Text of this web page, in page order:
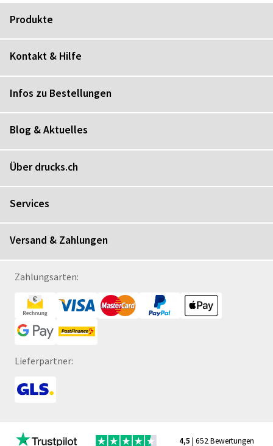
Produkte
Kontakt & Hilfe
Infos zu Bestellungen
Blog & Aktuelles
Über drucks.ch
Services
Versand & Zahlungen
Zahlungsarten:
Lieferpartner:
4,5 | 652 Bewertungen